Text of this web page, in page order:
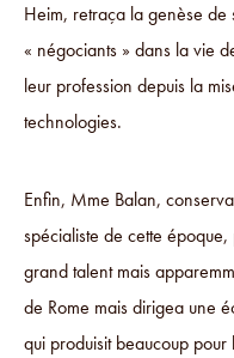
Heim, retraça la genèse de
« négociants » dans la vie
leur profession depuis la
technologies.
Enfin, Mme Balan,
spécialiste de cette
grand talent mais
de Rome mais dirigea une
qui produisit beaucoup